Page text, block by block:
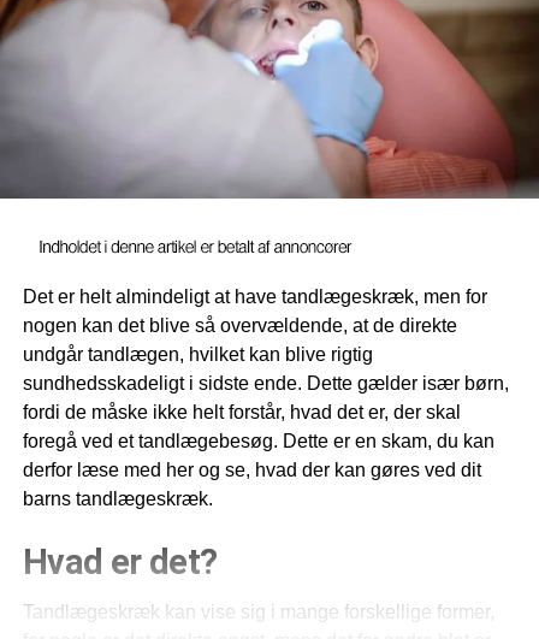
Det er helt almindeligt at have tandlægeskræk, men for
nogen kan det blive så overvældende, at de direkte
undgår tandlægen, hvilket kan blive rigtig
sundhedsskadeligt i sidste ende. Dette gælder især børn,
fordi de måske ikke helt forstår, hvad det er, der skal
foregå ved et tandlægebesøg. Dette er en skam, du kan
derfor læse med her og se, hvad der kan gøres ved dit
barns tandlægeskræk.
Hvad er det?
Tandlægeskræk kan vise sig i mange forskellige former,